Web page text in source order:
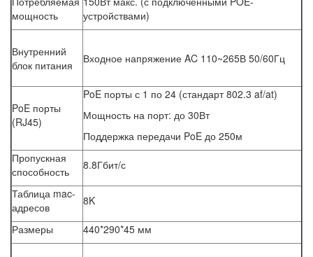
мощность
устройствами)
Внутренний
блок питания
Входное напряжение AC 110~265В 50/60Гц
PoE порты
(RJ45)
PoE порты с 1 по 24 (стандарт 802.3 af/at)
Мощность на порт: до 30Вт
Поддержка передачи PoE до 250м
Пропускная
способность
8.8Гбит/с
Таблица mac-
адресов
8K
Размеры 440*290*45 мм